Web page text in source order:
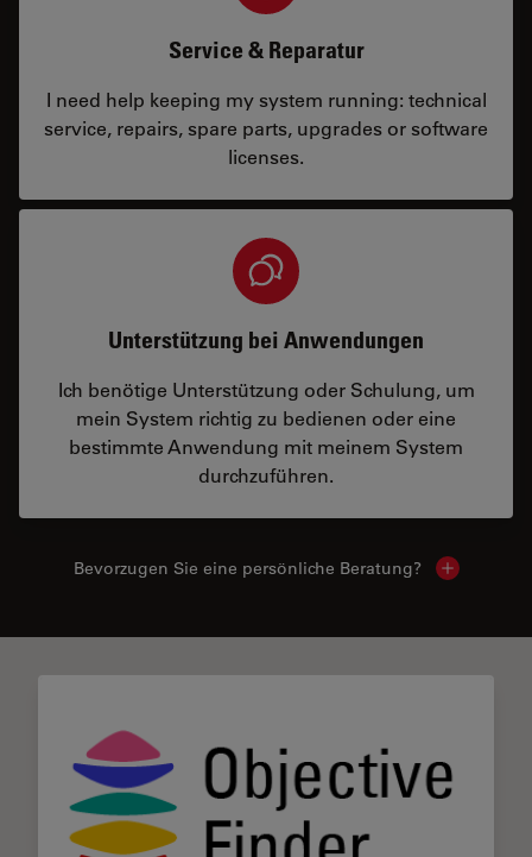
Service & Reparatur
I need help keeping my system running: technical
service, repairs, spare parts, upgrades or software
licenses.
Unterstützung bei Anwendungen
Ich benötige Unterstützung oder Schulung, um
mein System richtig zu bedienen oder eine
bestimmte Anwendung mit meinem System
durchzuführen.
Bevorzugen Sie eine persönliche Beratung? Show